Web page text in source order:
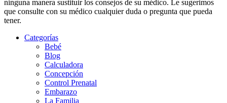
ninguna manera sustituir los consejos de su médico. Le sugerimos
que consulte con su médico cualquier duda o pregunta que pueda
tener.
Categorías
Bebé
Blog
Calculadora
Concepción
Control Prenatal
Embarazo
La Familia